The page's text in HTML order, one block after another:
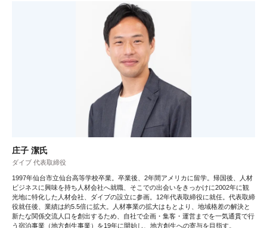
庄子 潔氏
ダイブ 代表取締役
1997年仙台市立仙台高等学校卒業。卒業後、2年間アメリカに留学。帰国後、人材
ビジネスに興味を持ち人材会社へ就職、そこでの出会いをきっかけに2002年に観
光地に特化した人材会社、ダイブの設立に参画。12年代表取締役に就任。代表取締
役就任後、業績は約5.5倍に拡大。人材事業の拡大はもとより、地域格差の解決と
新たな関係交流人口を創出するため、自社で企画・集客・運営までを一気通貫で行
う宿泊事業（地方創生事業）を19年に開始し、地方創生への寄与を目指す。